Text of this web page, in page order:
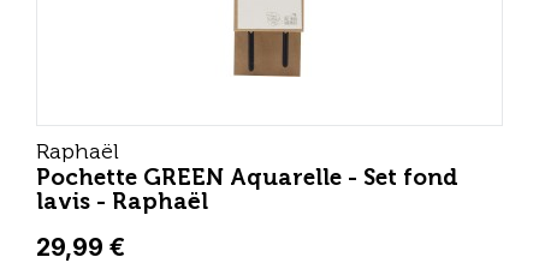
Raphaël
Pochette GREEN Aquarelle - Set fond
lavis - Raphaël
29,99 €